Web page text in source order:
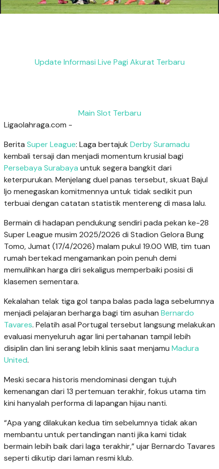
Update Informasi Live Pagi Akurat Terbaru
Main Slot Terbaru
Ligaolahraga.com -
Berita Super League: Laga bertajuk Derby Suramadu
kembali tersaji dan menjadi momentum krusial bagi
Persebaya Surabaya untuk segera bangkit dari
keterpurukan. Menjelang duel panas tersebut, skuat Bajul
Ijo menegaskan komitmennya untuk tidak sedikit pun
terbuai dengan catatan statistik mentereng di masa lalu.
Bermain di hadapan pendukung sendiri pada pekan ke-28
Super League musim 2025/2026 di Stadion Gelora Bung
Tomo, Jumat (17/4/2026) malam pukul 19.00 WIB, tim tuan
rumah bertekad mengamankan poin penuh demi
memulihkan harga diri sekaligus memperbaiki posisi di
klasemen sementara.
Kekalahan telak tiga gol tanpa balas pada laga sebelumnya
menjadi pelajaran berharga bagi tim asuhan Bernardo
Tavares. Pelatih asal Portugal tersebut langsung melakukan
evaluasi menyeluruh agar lini pertahanan tampil lebih
disiplin dan lini serang lebih klinis saat menjamu Madura
United.
Meski secara historis mendominasi dengan tujuh
kemenangan dari 13 pertemuan terakhir, fokus utama tim
kini hanyalah performa di lapangan hijau nanti.
“Apa yang dilakukan kedua tim sebelumnya tidak akan
membantu untuk pertandingan nanti jika kami tidak
bermain lebih baik dari laga terakhir,” ujar Bernardo Tavares
seperti dikutip dari laman resmi klub.